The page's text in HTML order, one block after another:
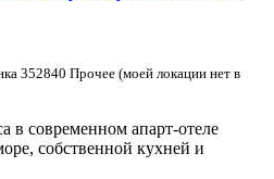
352840 Прочее (моей локации нет в
в современном апарт-отеле
собственной кухней и